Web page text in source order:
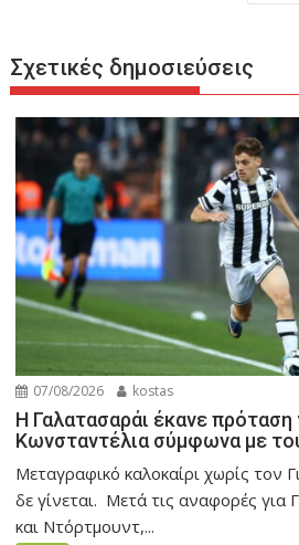
Σχετικές δημοσιεύσεις
07/08/2026 kostas
Η Γαλατασαράι έκανε πρόταση
Κωνσταντέλια σύμφωνα με
Μεταγραφικό καλοκαίρι χωρίς τον
δε γίνεται. Μετά τις αναφορές για
και Ντόρτμουντ,...